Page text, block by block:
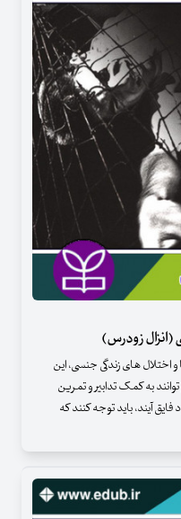
(انزال زودرس)
اختلال های زندگی جنسی، این
به کمک تدابیر و تمرین
آیند، باید توجه کنند که